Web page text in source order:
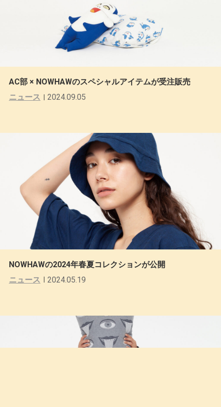
AC部 × NOWHAWのスペシャルアイテムが受注販売
ニュース
2024.09.05
NOWHAWの2024年春夏コレクションが公開
ニュース
2024.05.19